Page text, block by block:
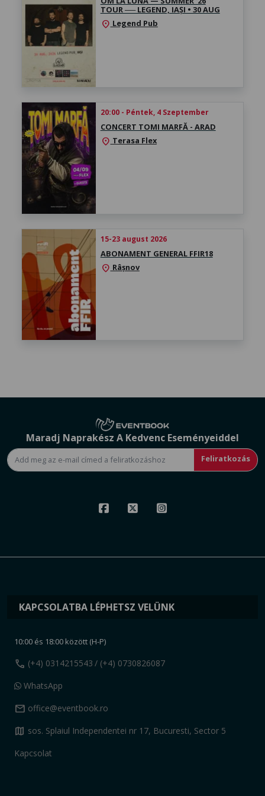
TOUR ── LEGEND, IAȘI ​• 30 AUG
location_on Legend Pub
20:00 - Péntek, 4 Szeptember
CONCERT TOMI MARFĂ - ARAD
location_on Terasa Flex
15-23 august 2026
ABONAMENT GENERAL FFIR18
location_on Râșnov
Maradj Naprakész A Kedvenc Eseményeiddel
Feliratkozás
KAPCSOLATBA LÉPHETSZ VELÜNK
10:00 és 18:00 között (H-P)
call (+4) 0314215543 / (+4) 0730826087
WhatsApp
mail office@eventbook.ro
map sos. Splaiul Independentei nr 17, Bucuresti, Sector 5
Kapcsolat